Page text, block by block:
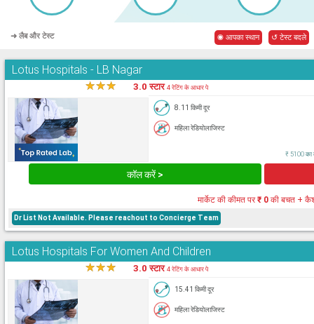
➜ लैब और टेस्ट ◉ आपका स्थान ↺ टेस्ट बदले
Lotus Hospitals - LB Nagar
★★★ 3.0 स्टार4 रेटिंग के आधार पे
8.11 किमी दूर
महिला रेडियोलाजिस्ट
₹ 5100 का
कॉल करें >
मार्केट की कीमत पर₹ 0 की बचत +
Dr List Not Available. Please reachout to Concierge Team
Lotus Hospitals For Women And Children
★★★ 3.0 स्टार4 रेटिंग के आधार पे
15.41 किमी दूर
महिला रेडियोलाजिस्ट